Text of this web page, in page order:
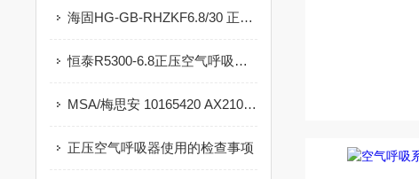
海固HG-GB-RHZKF6.8/30 正压式空气呼吸器维保技巧
恒泰R5300-6.8正压空气呼吸器维保技巧
MSA/梅思安 10165420 AX2100空气呼吸器维保技巧
正压空气呼吸器使用的检查事项